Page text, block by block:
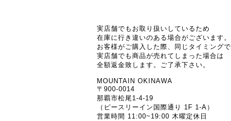
実店舗でもお取り扱いしているため
在庫に行き違いのある場合がございます。
お客様がご購入した際、同じタイミングで
実店舗でも商品が売れてしまった場合は
全額返金致します。ご了承下さい。
MOUNTAIN OKINAWA
〒900-0014
那覇市松尾1-4-19
（ピースリーイン国際通り 1F 1-A）
営業時間 11:00~19:00 木曜定休日